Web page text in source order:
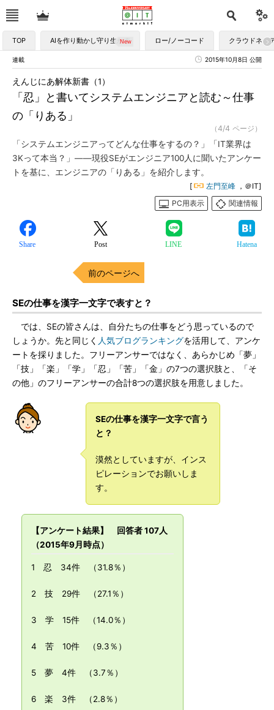
TOP AIを作り動かし守り生かす ロー/ノーコード クラウドネイ
連載 2015年10月8日 公開
「忍」と書いてシステムエンジニアと読む～仕事
の「りある」
えんじにあ解体新書（1）
（4/4 ページ）
「システムエンジニアってどんな仕事をするの？」「IT業界は
3Kって本当？」――現役SEがエンジニア100人に聞いたアンケー
トを基に、エンジニアの「りある」を紹介します。
[ 左門至峰 ，＠IT]
PC用表示
関連情報
Share Post LINE Hatena
前のページへ
SEの仕事を漢字一文字で表すと？
では、SEの皆さんは、自分たちの仕事をどう思っているので
しょうか。先と同じく 人気ブログランキングを活用して、アンケ
ートを採りました。フリーアンサーではなく、あらかじめ「夢」
「技」「楽」「学」「忍」「苦」「金」の7つの選択肢と、「そ
の他」のフリーアンサーの合計8つの選択肢を用意しました。
SEの仕事を漢字一文字で言う
と？
漠然としていますが、インス
ピレーションでお願いしま
す。
【アンケート結果】 回答者 107人
（2015年9月時点）
1 忍 34件 （31.8％）
2 技 29件 （27.1％）
3 学 15件 （14.0％）
4 苦 10件 （9.3％）
5 夢 4件 （3.7％）
6 楽 3件 （2.8％）